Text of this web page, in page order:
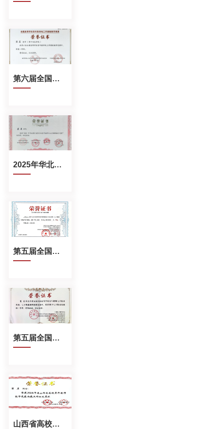
第六届全国高等学校青年教师电工学课程教学竞赛全国一等奖
2025年华北赛区高等学校青年教师电工学课程教学竞赛特等奖
第五届全国高等学校青年教师电子技术基础、电子线路课程授课竞赛华北赛区数字电子技术基础组一等奖
第五届全国高等学校青年教师电子技术基础、电子线路课程授课竞赛数字电子技术基础组二等奖
山西省高校青年教师教学竞赛决赛工科组优秀奖